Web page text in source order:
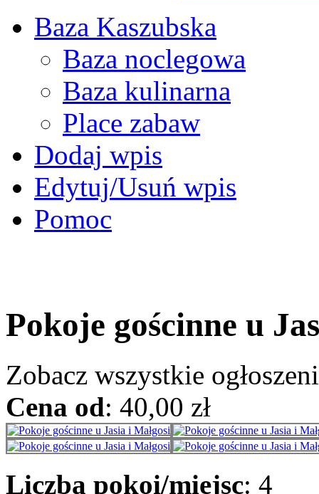
Baza Kaszubska
Baza noclegowa
Baza kulinarna
Place zabaw
Dodaj wpis
Edytuj/Usuń wpis
Pomoc
Pokoje gościnne u
Zobacz wszystkie
Cena od: 40,00 zł
Liczba pokoi/miejsc: 4